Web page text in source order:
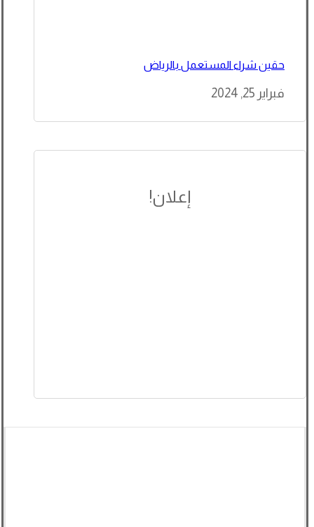
حقين شراء المستعمل بالرياض
فبراير 25, 2024
إعلان!